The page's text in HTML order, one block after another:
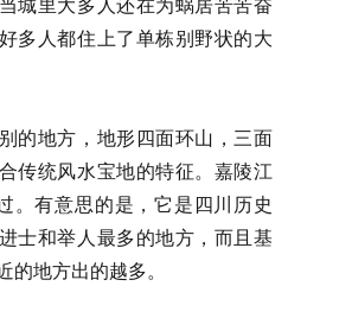
城里大多人还在为蜗居苦苦奋
多人都住上了单栋别野状的大
的地方，地形四面环山，三面
传统风水宝地的特征。嘉陵江
。有意思的是，它是四川历史
士和举人最多的地方，而且基
近的地方出的越多。